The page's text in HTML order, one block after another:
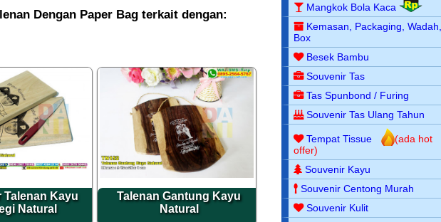
Dengan Paper Bag terkait dengan:
Talenan Kayu
Natural
Talenan Gantung Kayu
Natural
Mangkok Bola Kaca
Kemasan, Packaging,
Box
Besek Bambu
Souvenir Tas
Tas Spunbond / Furing
Souvenir Tas Ulang Tahun
Tempat Tissue
(ada hot
offer)
Souvenir Kayu
Souvenir Centong Murah
Souvenir Kulit